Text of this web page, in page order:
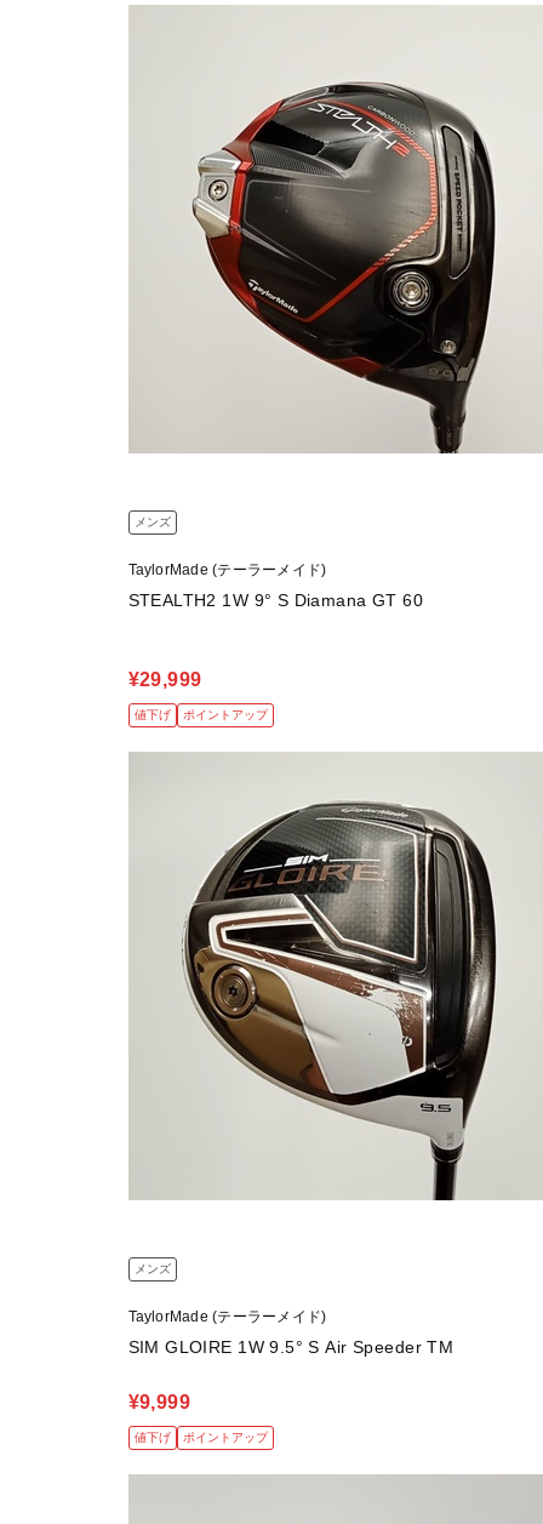
メンズ
TaylorMade (テーラーメイド)
STEALTH2 1W 9° S Diamana GT 60
¥29,999
値下げ ポイントアップ
メンズ
TaylorMade (テーラーメイド)
SIM GLOIRE 1W 9.5° S Air Speeder TM
¥9,999
値下げ ポイントアップ